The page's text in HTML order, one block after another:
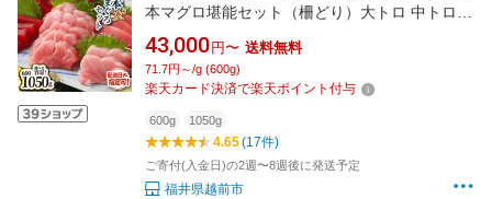
本マグロ堪能セット（柵どり）大トロ 中トロ
赤身 各200g・各350g/ 送料無料 福井県 越前市
鮪 生まぐろ 生マグロ 本鮪 大とろ 中とろ 新鮮
お刺身 海鮮丼 まぐろ丼 発送時期が選べる
43,000 円〜 送料無料
71.7円～/g (600g)
楽天カード決済で楽天ポイント付与
600g 1050g
4.65(17件)
ご寄付(入金日)の2週〜8週後に発送予定
福井県越前市